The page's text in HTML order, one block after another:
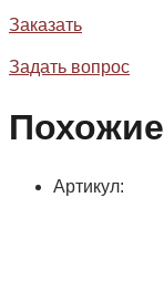
Заказать
Задать вопрос
Похожие
Артикул: